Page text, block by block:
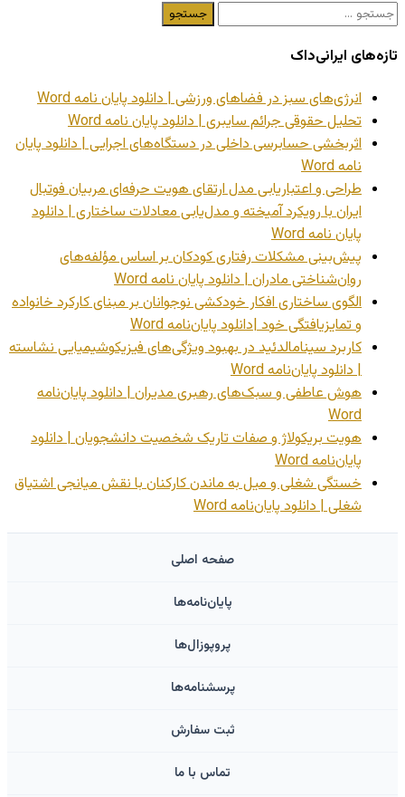
جستجو
تازه‌های ایرانی‌داک
انرژی‌های سبز در فضاهای ورزشی | دانلود پایان نامه Word
تحلیل حقوقی جرائم سایبری | دانلود پایان نامه Word
اثربخشی حسابرسی داخلی در دستگاه‌های اجرایی | دانلود پایان
نامه Word
طراحی و اعتباریابی مدل ارتقای هویت حرفه‌ای مربیان فوتبال
ایران با رویکرد آمیخته و مدل‌یابی معادلات ساختاری | دانلود
پایان نامه Word
پیش‌بینی مشکلات رفتاری کودکان بر اساس مؤلفه‌های
روان‌شناختی مادران | دانلود پایان نامه Word
الگوی ساختاری افکار خودکشی نوجوانان بر مبنای کارکرد خانواده
و تمایزیافتگی خود |دانلود پایان‌نامه Word
کاربرد سینامالدئید در بهبود ویژگی‌های فیزیکوشیمیایی نشاسته
| دانلود پایان‌نامه Word
هوش عاطفی و سبک‌های رهبری مدیران | دانلود پایان‌نامه
Word
هویت بریکولاژ و صفات تاریک شخصیت دانشجویان | دانلود
پایان‌نامه Word
خستگی شغلی و میل به ماندن کارکنان با نقش میانجی اشتیاق
شغلی | دانلود پایان‌نامه Word
صفحه اصلی
پایان‌نامه‌ها
پروپوزال‌ها
پرسشنامه‌ها
ثبت سفارش
تماس با ما